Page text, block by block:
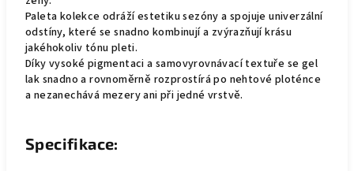
Paleta kolekce odráží estetiku sezóny a spojuje univerzální
odstíny, které se snadno kombinují a zvýrazňují krásu
jakéhokoliv tónu pleti.
Díky vysoké pigmentaci a samovyrovnávací textuře se gel
lak snadno a rovnoměrně rozprostírá po nehtové ploténce
a nezanechává mezery ani při jedné vrstvě.
Specifikace: